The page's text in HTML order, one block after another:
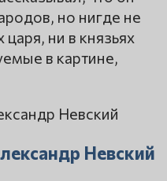
но нигде не
царя, ни в князьях
в картине,
Невский